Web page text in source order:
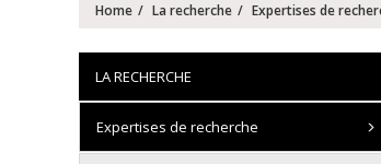
Home La recherche Expertises de
LA RECHERCHE
Expertises de recherche